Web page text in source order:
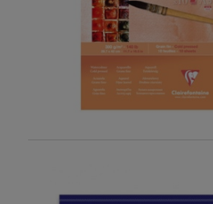
kolorów w metalowej kasecie